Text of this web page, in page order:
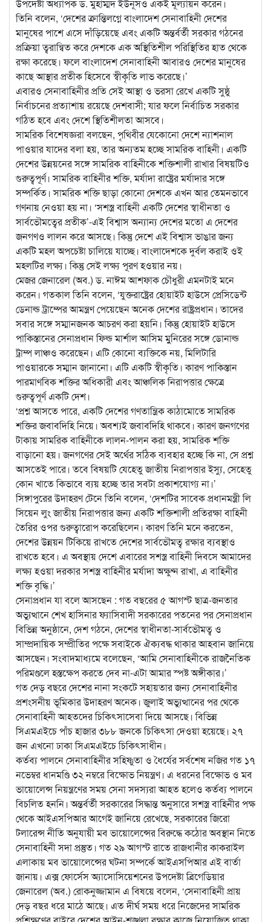
উপদেষ্টা অধ্যাপক ড. মুহাম্মদ ইউনূসও একই মূল্যায়ন করেন।
তিনি বলেন, ‘দেশের ক্রান্তিলগ্নে বাংলাদেশ সেনাবাহিনী দেশের
মানুষের পাশে এসে দাঁড়িয়েছে এবং একটি অন্তর্বর্তী সরকার গঠনের
প্রক্রিয়া ত্বরান্বিত করে দেশকে এক অস্থিতিশীল পরিস্থিতির হাত থেকে
রক্ষা করেছে। ফলে বাংলাদেশ সেনাবাহিনী আবারও দেশের মানুষের
কাছে আস্থার প্রতীক হিসেবে স্বীকৃতি লাভ করেছে।’
এবারও সেনাবাহিনীর প্রতি সেই আস্থা ও ভরসা রেখে একটি সুষ্ঠু
নির্বাচনের প্রত্যাশায় রয়েছে দেশবাসী; যার ফলে নির্বাচিত সরকার
গঠিত হবে এবং দেশে স্থিতিশীলতা আসবে।
সামরিক বিশেষজ্ঞরা বলছেন, পৃথিবীর যেকোনো দেশে ন্যাশনাল
পাওয়ার যাদের বলা হয়, তার অন্যতম হচ্ছে সামরিক বাহিনী। একটি
দেশের উন্নয়নের সঙ্গে সামরিক বাহিনীকে শক্তিশালী রাখার বিষয়টিও
গুরুত্বপূর্ণ। সামরিক বাহিনীর শক্তি, মর্যাদা রাষ্ট্রের মর্যাদার সঙ্গে
সম্পর্কিত। সামরিক শক্তি ছাড়া কোনো দেশকে এখন আর তেমনভাবে
গণনায় নেওয়া হয় না। ‘সশস্ত্র বাহিনী একটি দেশের স্বাধীনতা ও
সার্বভৌমত্বের প্রতীক’-এই বিশ্বাস অন্যান্য দেশের মতো এ দেশের
জনগণও লালন করে আসছে। কিন্তু দেশে এই বিশ্বাস ভাঙার জন্য
একটি মহল অপচেষ্টা চালিয়ে যাচ্ছে। বাংলাদেশকে দুর্বল করাই ওই
মহলটির লক্ষ্য। কিন্তু সেই লক্ষ্য পূরণ হওয়ার নয়।
মেজর জেনারেল (অব.) ড. নাঈম আশফাক চৌধুরী এমনটাই মনে
করেন। গতকাল তিনি বলেন, ‘যুক্তরাষ্ট্রের হোয়াইট হাউসে প্রেসিডেন্ট
ডেনাল্ড ট্রাম্পের আমন্ত্রণ পেয়েছেন অনেক দেশের রাষ্ট্রপ্রধান। তাদের
সবার সঙ্গে সম্মানজনক আচরণ করা হয়নি। কিন্তু হোয়াইট হাউসে
পাকিস্তানের সেনাপ্রধান ফিল্ড মার্শাল আসিম মুুনিরের সঙ্গে ডোনাল্ড
ট্রাম্প লাঞ্চও করেছেন। এটি কোনো ব্যক্তিকে নয়, মিলিটারি
পাওয়ারকে সম্মান জানানো। এটি একটি স্বীকৃতি। কারণ পাকিস্তান
পারমাণবিক শক্তির অধিকারী এবং আঞ্চলিক নিরাপত্তার ক্ষেত্রে
গুরুত্বপূর্ণ একটি দেশ।
‘প্রশ্ন আসতে পারে, একটি দেশের গণতান্ত্রিক কাঠামোতে সামরিক
শক্তির জবাবদিহি নিয়ে। অবশ্যই জবাবদিহি থাকবে। কারণ জনগণের
টাকায় সামরিক বাহিনীকে লালন-পালন করা হয়, সামরিক শক্তি
বাড়ানো হয়। জনগণের সেই অর্থের সঠিক ব্যবহার হচ্ছে কি না, সে প্রশ্ন
আসতেই পারে। তবে বিষয়টি যেহেতু জাতীয় নিরাপত্তার ইস্যু, সেহেতু
কোন খাতে কিভাবে ব্যয় হচ্ছে তার সবটা প্রকাশযোগ্য না।’
সিঙ্গাপুরের উদাহরণ টেনে তিনি বলেন, ‘দেশটির সাবেক প্রধানমন্ত্রী লি
সিয়েন লুং জাতীয় নিরাপত্তার জন্য একটি শক্তিশালী প্রতিরক্ষা বাহিনী
তৈরির ওপর গুরুত্বারোপ করেছিলেন। কারণ তিনি মনে করতেন,
দেশের উন্নয়ন টিকিয়ে রাখতে দেশের সার্বভৌমত্ব রক্ষার ব্যবস্থাও
রাখতে হবে। এ অবস্থায় দেশে এবারের সশস্ত্র বাহিনী দিবসে আমাদের
লক্ষ্য হওয়া দরকার সশস্ত্র বাহিনীর মর্যাদা অক্ষুণ্ন রাখা, এ বাহিনীর
শক্তি বৃদ্ধি।’
সেনাপ্রধান যা বলে আসছেন : গত বছরের ৫ আগস্ট ছাত্র-জনতার
অভ্যুত্থানে শেখ হাসিনার ফ্যাসিবাদী সরকারের পতনের পর সেনাপ্রধান
বিভিন্ন অনুষ্ঠানে, দেশ গঠনে, দেশের স্বাধীনতা-সার্বভৌমত্ব ও
সাম্প্রদায়িক সম্প্রীতির পক্ষে সবাইকে ঐক্যবদ্ধ থাকার আহবান জানিয়ে
আসছেন। সংবাদমাধ্যমে বলেছেন, ‘আমি সেনাবাহিনীকে রাজনৈতিক
পরিমণ্ডলে হস্তক্ষেপ করতে দেব না-এটা আমার স্পষ্ট অঙ্গীকার।’
গত দেড় বছরে দেশের নানা সংকটে সহায়তার জন্য সেনাবাহিনীর
প্রশংসনীয় ভূমিকার উদাহরণ অনেক। জুলাই অভ্যুত্থানের পর থেকে
সেনাবাহিনী আহতদের চিকিৎসাসেবা দিয়ে আসছে। বিভিন্ন
সিএমএইচে পাঁচ হাজার ৩৮৮ জনকে চিকিৎসা দেওয়া হয়েছে। ২৭
জন এখনো ঢাকা সিএমএইচে চিকিৎসাধীন।
কর্তব্য পালনে সেনাবাহিনীর সহিষ্ণুতা ও ধৈর্যের সর্বশেষ নজির গত ১৭
নভেম্বর ধানমণ্ডি ৩২ নম্বরে বিক্ষোভ নিয়ন্ত্রণ। এ ধরনের বিক্ষোভ ও মব
ভায়োলেন্স নিয়ন্ত্রণের সময় সেনা সদস্যরা আহত হলেও কর্তব্য পালনে
বিচলিত হননি। অন্তর্বর্তী সরকারের সিদ্ধান্ত অনুসারে সশস্ত্র বাহিনীর পক্ষ
থেকে আইএসপিআর আগেই জানিয়ে রেখেছে, সরকারের জিরো
টলারেন্স নীতি অনুযায়ী মব ভায়োলেন্সের বিরুদ্ধে কঠোর অবস্থান নিতে
সেনাবাহিনী সদা প্রস্তুত। গত ২৯ আগস্ট রাতে রাজধানীর কাকরাইল
এলাকায় মব ভায়োলেন্সের ঘটনা সম্পর্কে আইএসপিআর এই বার্তা
জানায়। এক্স ফোর্সেস অ্যাসোসিয়েশনের উপদেষ্টা ব্রিগেডিয়ার
জেনারেল (অব.) রোকনুজ্জামান এ বিষয়ে বলেন, ‘সেনাবাহিনী প্রায়
দেড় বছর ধরে মাঠে আছে। এত দীর্ঘ সময় ধরে নিজেদের সামরিক